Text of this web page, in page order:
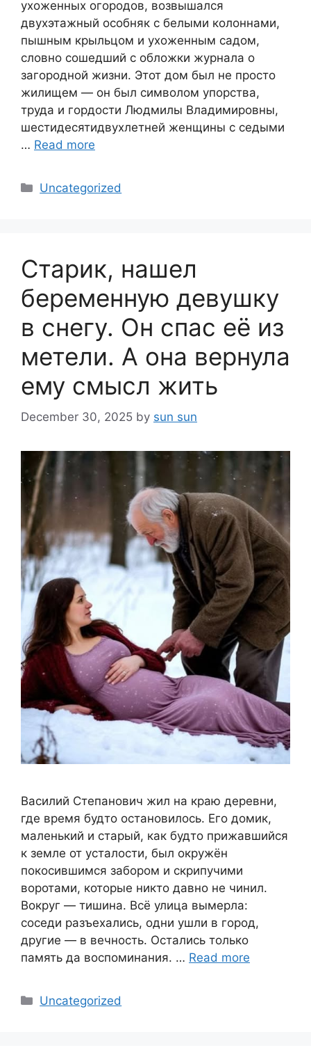
ухоженных огородов, возвышался
двухэтажный особняк с белыми колоннами,
пышным крыльцом и ухоженным садом,
словно сошедший с обложки журнала о
загородной жизни. Этот дом был не просто
жилищем — он был символом упорства,
труда и гордости Людмилы Владимировны,
шестидесятидвухлетней женщины с седыми
… Read more
Categories
Uncategorized
Старик, нашел
беременную девушку
в снегу. Он спас её из
метели. А она вернула
ему смысл жить
December 30, 2025 by sun sun
Василий Степанович жил на краю деревни,
где время будто остановилось. Его домик,
маленький и старый, как будто прижавшийся
к земле от усталости, был окружён
покосившимся забором и скрипучими
воротами, которые никто давно не чинил.
Вокруг — тишина. Всё улица вымерла:
соседи разъехались, одни ушли в город,
другие — в вечность. Остались только
память да воспоминания. … Read more
Categories
Uncategorized